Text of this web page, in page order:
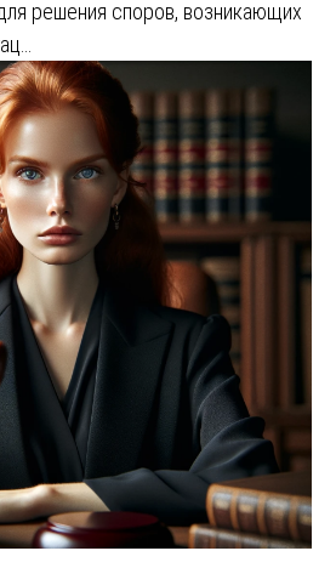
решения споров, возникающих